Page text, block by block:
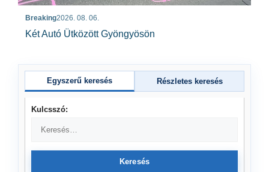
Breaking2026. 08. 06.
Két Autó Ütközött Gyöngyösön
Egyszerű keresés Részletes keresés
Kulcsszó:
Keresés